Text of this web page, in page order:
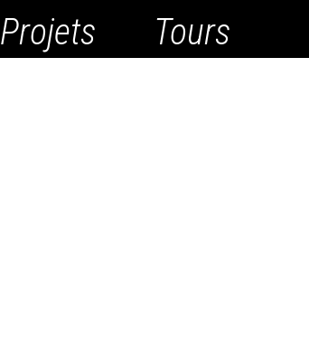
Projets Tours